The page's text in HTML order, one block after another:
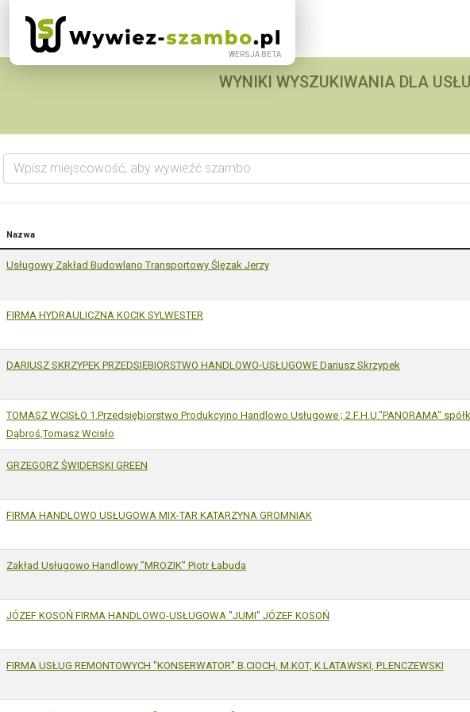
WYNIKI WYSZUKIWANIA DLA
Wpisz miejscowość, aby wywieźć szambo
Nazwa
Usługowy Zakład Budowlano Transportowy Ślęzak Jerzy
FIRMA HYDRAULICZNA KOCIK SYLWESTER
DARIUSZ SKRZYPEK PRZEDSIĘBIORSTWO HANDLOWO-USŁUGOWE Dariusz Skrzypek
TOMASZ WCISŁO 1.Przedsiębiorstwo Produkcyjno Handlowo Usługowe ; 2.F.H.U."PANORAMA"
Dąbroś,Tomasz Wcisło
GRZEGORZ ŚWIDERSKI GREEN
FIRMA HANDLOWO USŁUGOWA MIX-TAR KATARZYNA GROMNIAK
Zakład Usługowo Handlowy "MROZIK" Piotr Łabuda
JÓZEF KOSOŃ FIRMA HANDLOWO-USŁUGOWA "JUMI" JÓZEF KOSOŃ
FIRMA USŁUG REMONTOWYCH "KONSERWATOR" B.CIOCH, M.KOT, K.LATAWSKI, P.LENCZEWSKI